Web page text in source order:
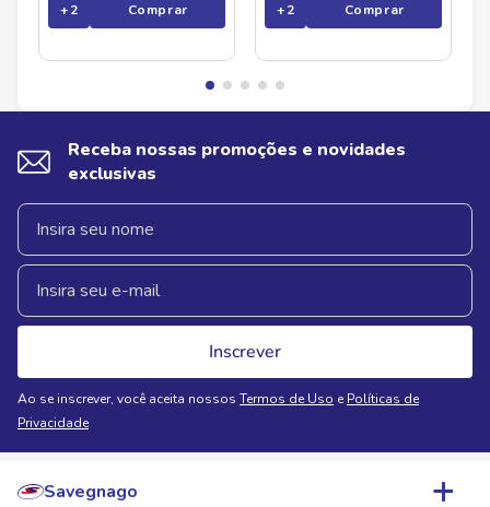
+2 Comprar +2 Comprar
Receba nossas promoções e novidades
exclusivas
Inscrever
Ao se inscrever, você aceita nossos Termos de Uso e Políticas de
Privacidade
Savegnago